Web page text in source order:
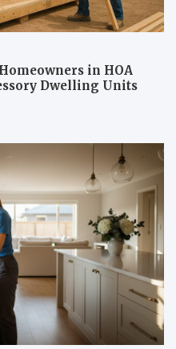
in HOA
Dwelling Units